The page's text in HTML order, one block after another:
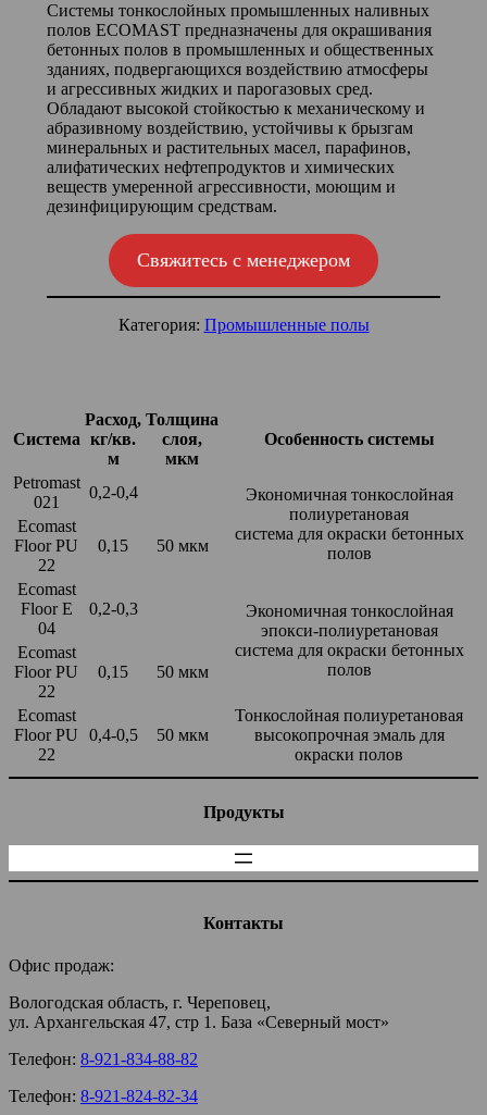
Системы тонкослойных промышленных наливных
полов ECOMAST предназначены для окрашивания
бетонных полов в промышленных и общественных
зданиях, подвергающихся воздействию атмосферы
и агрессивных жидких и парогазовых сред.
Обладают высокой стойкостью к механическому и
абразивному воздействию, устойчивы к брызгам
минеральных и растительных масел, парафинов,
алифатических нефтепродуктов и химических
веществ умеренной агрессивности, моющим и
дезинфицирующим средствам.
Свяжитесь с менеджером
Категория: Промышленные полы
Система
Расход,
кг/кв.
м
Толщина
слоя,
мкм
Особенность системы
Petromast
021
0,2-0,4
Экономичная тонкослойная
полиуретановая
система для окраски бетонных
полов
Ecomast
Floor PU
22
0,15 50 мкм
Ecomast
Floor E
04
0,2-0,3
Экономичная тонкослойная
эпокси-полиуретановая
система для окраски бетонных
полов
Ecomast
Floor PU
22
0,15 50 мкм
Ecomast
Floor PU
22
0,4-0,5 50 мкм
Тонкослойная полиуретановая
высокопрочная эмаль для
окраски полов
Продукты
Контакты
Офис продаж:
Вологодская область, г. Череповец,
ул. Архангельская 47, стр 1. База «Северный мост»
Телефон: 8-921-834-88-82
Телефон: 8-921-824-82-34